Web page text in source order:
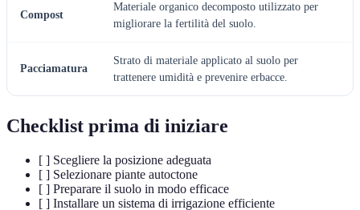
Compost
Materiale organico decomposto utilizzato per
migliorare la fertilità del suolo.
Pacciamatura
Strato di materiale applicato al suolo per
trattenere umidità e prevenire erbacce.
Checklist prima di iniziare
[ ] Scegliere la posizione adeguata
[ ] Selezionare piante autoctone
[ ] Preparare il suolo in modo efficace
[ ] Installare un sistema di irrigazione efficiente